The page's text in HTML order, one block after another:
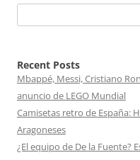
Recent Posts
Mbappé, Messi, Cristiano
anuncio de LEGO Mundial
Camisetas retro de España:
Aragoneses
¿El equipo de De la Fuente?